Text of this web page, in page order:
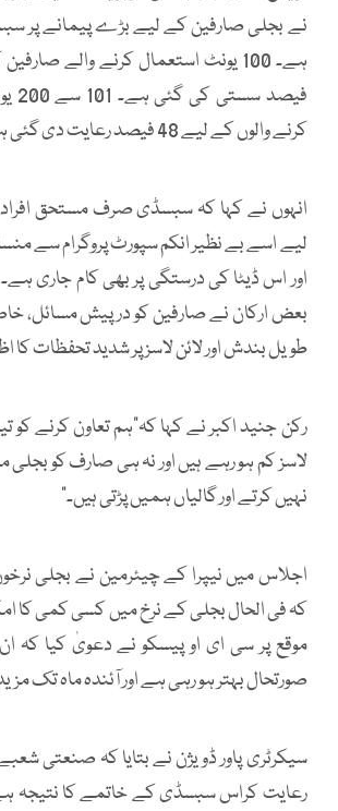
نے بجلی صارفین کے لیے بڑے پیمانے پر
کرنے والوں کے لیے 48 فیصد رعایت دی گئی ہے۔
انہوں نے کہا کہ سبسڈی صرف مستحق
لیے اسے بے نظیر انکم سپورٹ پروگرام سے
اور اس ڈیٹا کی درستگی پر بھی کام جاری
بعض ارکان نے صارفین کو درپیش مسائل،
طویل بندش اور لائن لاسز پر شدید تحفظات کا
رکن جنید اکبر نے کہا کہ"ہم تعاون کرنے کو
لاسز کم ہو رہے ہیں اور نہ ہی صارف کو بجلی
نہیں کرتے اور گالیاں ہمیں پڑتی ہیں۔"
اجلاس میں نیپرا کے چیئرمین نے بجلی
کہ فی الحال بجلی کے نرخ میں کسی کمی کا
موقع پر سی ای او پیسکو نے دعویٰ کیا کہ
صورتحال بہتر ہو رہی ہے اور آئندہ ماہ تک
سیکرٹری پاور ڈویژن نے بتایا کہ صنعتی
رعایت کراس سبسڈی کے خاتمے کا نتیجہ